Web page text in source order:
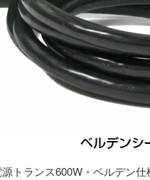
トランス600W・ベルデン仕